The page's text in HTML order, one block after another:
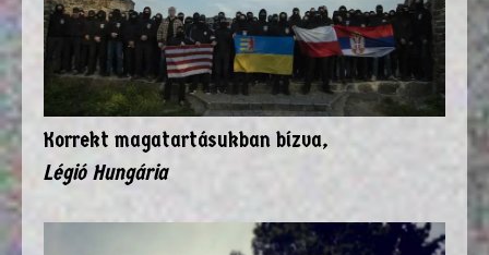
Korrekt magatartásukban bízva,
Légió Hungária